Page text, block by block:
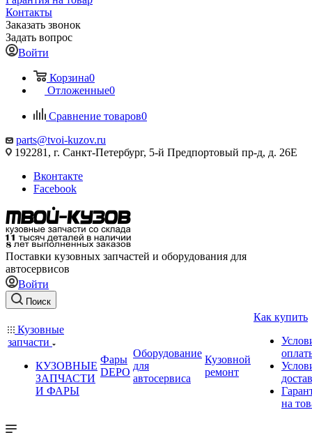
Контакты
Заказать звонок
Задать вопрос
Войти
Корзина0
Отложенные0
Сравнение товаров0
parts@tvoi-kuzov.ru
192281, г. Санкт-Петербург, 5-й Предпортовый пр-д, д. 26Е
Вконтакте
Facebook
Поставки кузовных запчастей и оборудования для
автосервисов
Войти
Поиск
Кузовные
запчасти
КУЗОВНЫЕ
ЗАПЧАСТИ
И ФАРЫ
Фары
DEPO
Оборудование
для
автосервиса
Кузовной
ремонт
Как купить
на